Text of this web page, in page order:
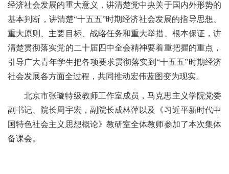
经济社会发展的重大意义，讲清楚党中央关于国内外形势的
基本判断，讲清楚“十五五”时期经济社会发展的指导思想、
重大原则、主要目标、战略任务和重大举措、根本保证，讲
清楚贯彻落实党的二十届四中全会精神要着重把握的重点，
引导广大青年学生把各项要求贯彻落实到“十五五”时期经济
社会发展各方面全过程，共同推动宏伟蓝图变为现实。
北京市张璇特级教师工作室成员，马克思主义学院党委
副书记、院长周宇宏，副院长成林萍以及《习近平新时代中
国特色社会主义思想概论》教研室全体教师参加了本次集体
备课会。